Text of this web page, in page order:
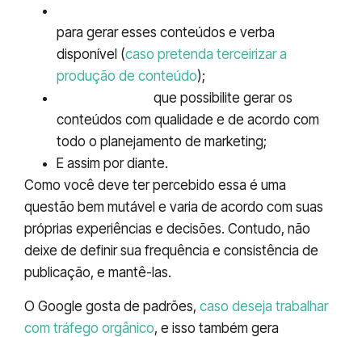
para gerar esses conteúdos e verba
disponível (caso pretenda terceirizar a
produção de conteúdo);
que possibilite gerar os
conteúdos com qualidade e de acordo com
todo o planejamento de marketing;
E assim por diante.
Como você deve ter percebido essa é uma
questão bem mutável e varia de acordo com suas
próprias experiências e decisões. Contudo, não
deixe de definir sua frequência e consistência de
publicação, e mantê-las.
O Google gosta de padrões, caso deseja trabalhar
com tráfego orgânico, e isso também gera